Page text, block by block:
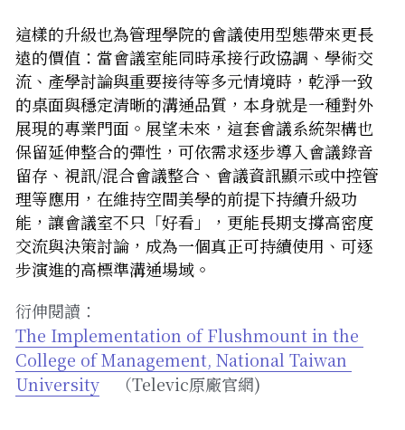
這樣的升級也為管理學院的會議使用型態帶來更長
遠的價值：當會議室能同時承接行政協調、學術交
流、產學討論與重要接待等多元情境時，乾淨一致
的桌面與穩定清晰的溝通品質，本身就是一種對外
展現的專業門面。展望未來，這套會議系統架構也
保留延伸整合的彈性，可依需求逐步導入會議錄音
留存、視訊/混合會議整合、會議資訊顯示或中控管
理等應用，在維持空間美學的前提下持續升級功
能，讓會議室不只「好看」，更能長期支撐高密度
交流與決策討論，成為一個真正可持續使用、可逐
步演進的高標準溝通場域。
衍伸閱讀：
The Implementation of Flushmount in the
College of Management, National Taiwan
University （Televic原廠官網)